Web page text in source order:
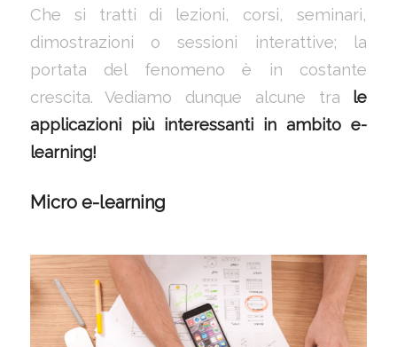
Che si tratti di lezioni, corsi, seminari,
dimostrazioni o sessioni interattive; la
portata del fenomeno è in costante
crescita. Vediamo dunque alcune tra le
applicazioni più interessanti in ambito e-
learning!
Micro e-learning